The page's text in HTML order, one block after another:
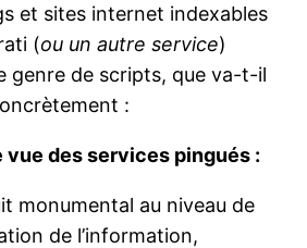
et sites internet indexables
(ou un autre service)
genre de scripts, que va-t-il
:
vue des services pingués :
monumental au niveau de
de l’information,